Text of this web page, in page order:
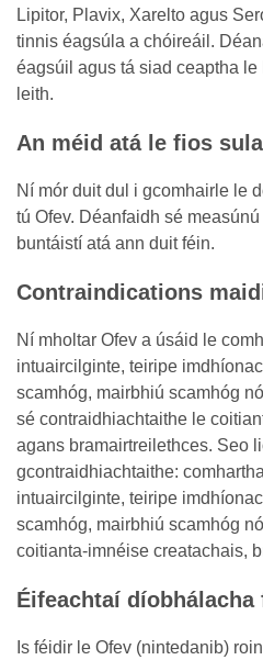
Lipitor, Plavix, Xarelto agus
tinnis éagsúla a chóireáil.
éagsúil agus tá siad ceaptha
leith.
An méid atá le fios
Ní mór duit dul i gcomhairle le
tú Ofev. Déanfaidh sé
buntáistí atá ann duit féin.
Contraindications
Ní mholtar Ofev a úsáid le
intuaircilginte, teiripe
scamhóg, mairbhiú scamhóg
sé contraidhiachtaithe le
agans bramairtreilethces. Seo
gcontraidhiachtaithe:
intuaircilginte, teiripe
scamhóg, mairbhiú scamhóg
coitianta-imnéise creatachais,
Éifeachtaí díobhálacha
Is féidir le Ofev (nintedanib)